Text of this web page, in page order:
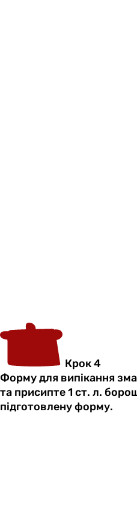
Крок 4
Форму для випікання
та присипте 1 ст. л.
підготовлену форму.